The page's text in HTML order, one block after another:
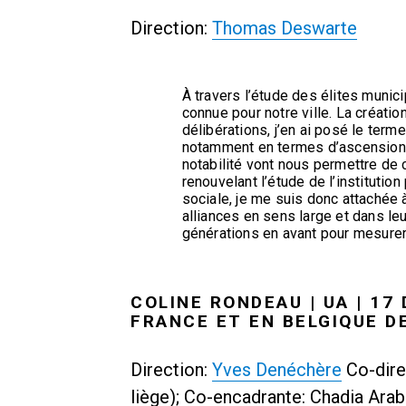
Direction: Thomas Deswarte
À travers l’étude des élites
connue pour notre ville. La
délibérations, j’en ai posé le
notamment en termes
notabilité vont nous permettre de
renouvelant l’étude de
sociale, je me suis donc
alliances en sens large et dans
générations en avant pour
COLINE RONDEAU | UA | 17
FRANCE ET EN BELGIQUE
Direction: Yves Denéchère Co-
liège); Co-encadrante: Chadia